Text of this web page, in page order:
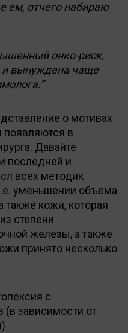
ем, отчего набираю
онко-риск,
и вынуждена чаще
о мотивах
появляются в
Давайте
последней и
всех методик
уменьшении объема
кожи, которая
степени
железы, а также
принято несколько
с
(в зависимости от